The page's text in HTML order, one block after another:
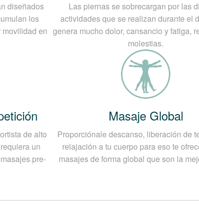
diseñados
los
en
Las piernas se sobrecargan por las
actividades que se realizan durante el
genera mucho dolor, cansancio y fatiga,
molestias.
de alto
un
pre-
Masaje Global
Proporciónale descanso, liberación de
relajación a tu cuerpo para eso te
masajes de forma global que son la